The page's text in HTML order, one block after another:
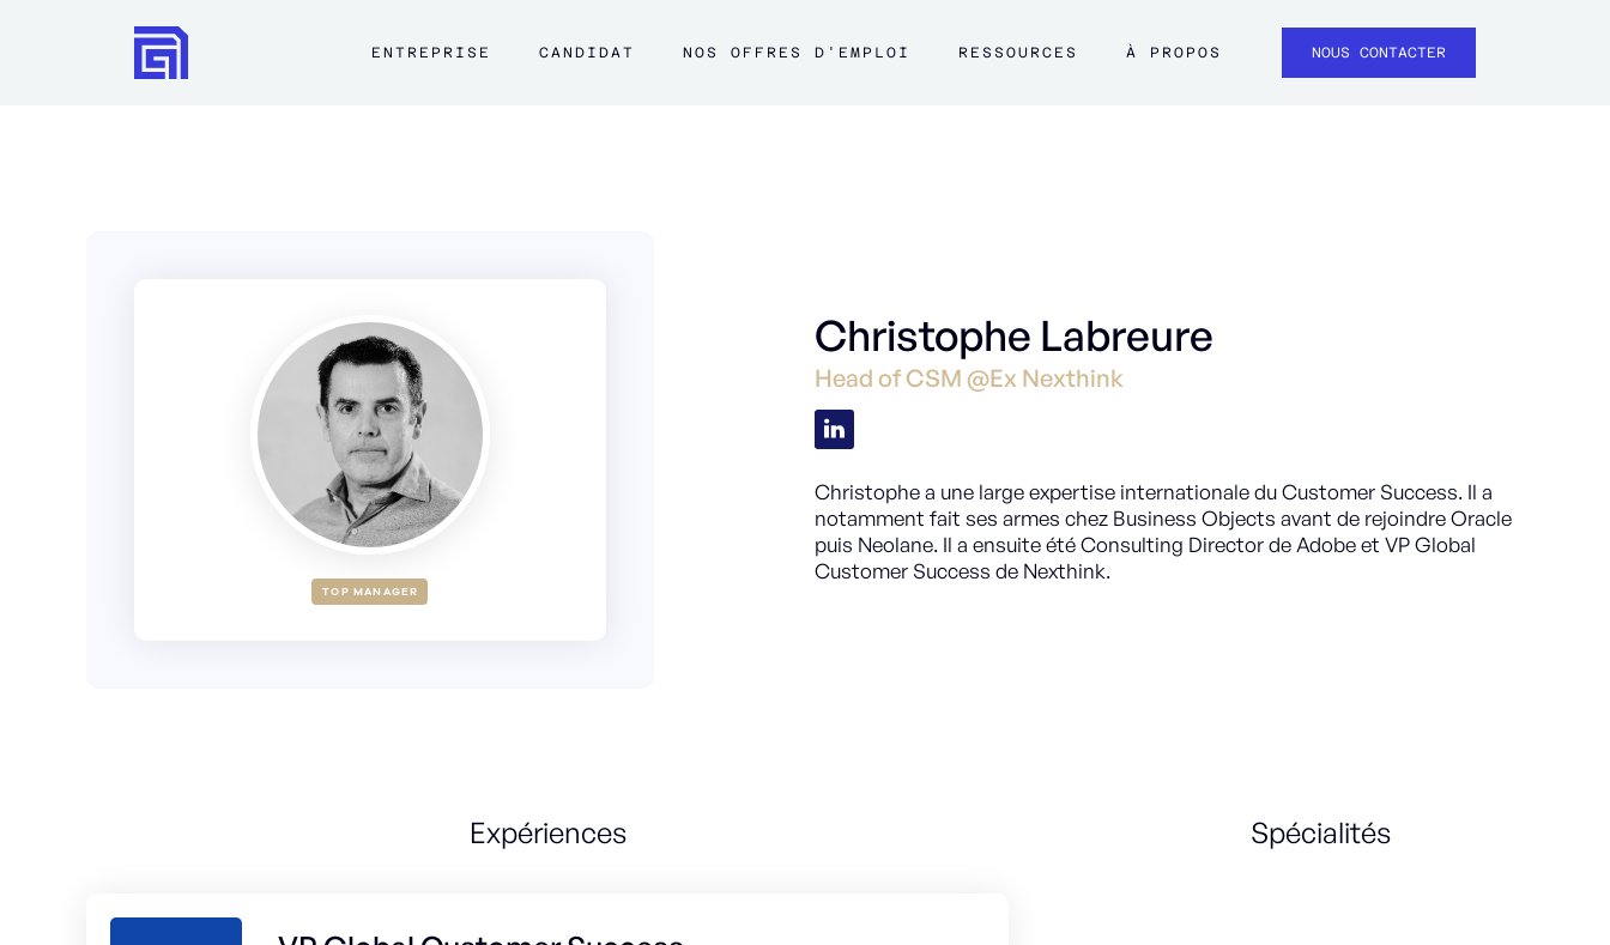
ENTREPRISE CANDIDAT NOS OFFRES D'EMPLOI RESSOURCES À PROPOS NOUS CONTACTER
TOP MANAGER
Christophe Labreure
Head of CSM @Ex Nexthink
Christophe a une large expertise internationale du Customer Success. Il a
notamment fait ses armes chez Business Objects avant de rejoindre Oracle
puis Neolane. Il a ensuite été Consulting Director de Adobe et VP Global
Customer Success de Nexthink.
Expériences Spécialités